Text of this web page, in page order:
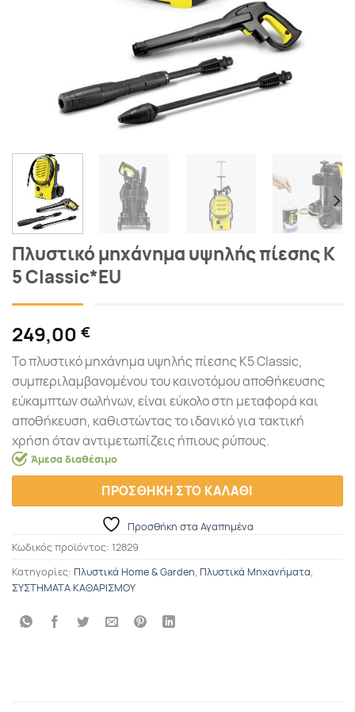
Πλυστικό μηχάνημα υψηλής πίεσης K
5 Classic*EU
249,00 €
Το πλυστικό μηχάνημα υψηλής πίεσης K5 Classic,
συμπεριλαμβανομένου του καινοτόμου αποθήκευσης
εύκαμπτων σωλήνων, είναι εύκολο στη μεταφορά και
αποθήκευση, καθιστώντας το ιδανικό για τακτική
χρήση όταν αντιμετωπίζεις ήπιους ρύπους.
Άμεσα διαθέσιμο
ΠΡΟΣΘΗΚΗ ΣΤΟ ΚΑΛΑΘΙ
Προσθήκη στα Αγαπημένα
Κωδικός προϊόντος: 12829
Κατηγορίες: Πλυστικά Home & Garden, Πλυστικά Μηχανήματα,
ΣΥΣΤΗΜΑΤΑ ΚΑΘΑΡΙΣΜΟΥ